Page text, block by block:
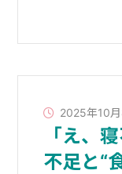
2025年10
「え、
不足と“